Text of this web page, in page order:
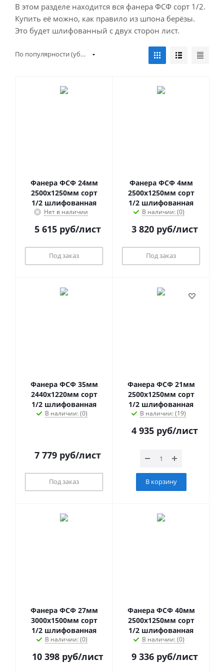
В этом разделе находится вся фанера ФСФ сорт 1/2.
Купить её можно, как правило из шпона берёзы.
Это будет шлифованный с двух сторон лист.
По популярности (убывание)
Фанера ФСФ 24мм
2500х1250мм сорт
1/2 шлифованная
Нет в наличии
5 615руб/лист
Под заказ
Фанера ФСФ 4мм
2500х1250мм сорт
1/2 шлифованная
В наличии: (0)
3 820руб/лист
Под заказ
Фанера ФСФ 35мм
2440х1220мм сорт
1/2 шлифованная
В наличии: (0)
7 779руб/лист
Под заказ
Фанера ФСФ 21мм
2500х1250мм сорт
1/2 шлифованная
В наличии: (19)
4 935руб/лист
В корзину
Фанера ФСФ 27мм
3000х1500мм сорт
1/2 шлифованная
В наличии: (0)
10 398руб/лист
Фанера ФСФ 40мм
2500х1250мм сорт
1/2 шлифованная
В наличии: (0)
9 336руб/лист